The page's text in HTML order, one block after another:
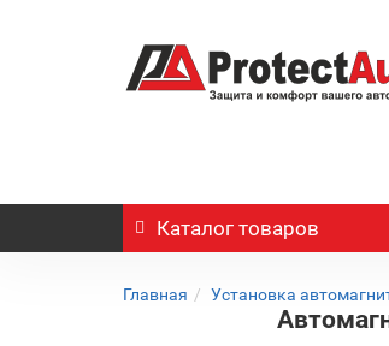
Каталог товаров
Главная Установка